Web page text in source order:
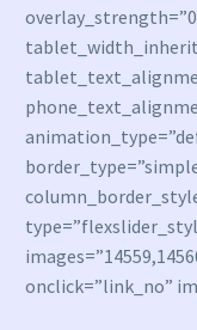
onclick=”link_no”